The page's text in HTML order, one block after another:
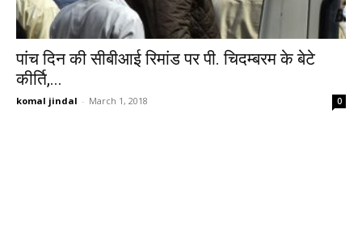
पांच दिन की सीबीआई रिमांड पर पी. चिदम्बरम के बेटे
कीर्ति,...
komal jindal - March 1, 2018 0